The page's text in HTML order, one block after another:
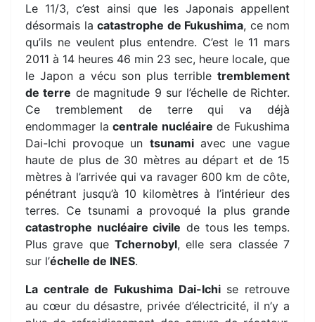
Le 11/3, c’est ainsi que les Japonais appellent
désormais la catastrophe de Fukushima, ce nom
qu’ils ne veulent plus entendre. C’est le 11 mars
2011 à 14 heures 46 min 23 sec, heure locale, que
le Japon a vécu son plus terrible tremblement
de terre de magnitude 9 sur l’échelle de Richter.
Ce tremblement de terre qui va déjà
endommager lacentrale nucléaire de Fukushima
Dai-Ichi provoque un tsunamiavec une vague
haute de plus de 30 mètres au départ et de 15
mètres à l’arrivée qui va ravager 600 km de côte,
pénétrant jusqu’à 10 kilomètres à l’intérieur des
terres. Ce tsunami a provoqué la plus grande
catastrophe nucléaire civile de tous les temps.
Plus grave que Tchernobyl, elle sera classée 7
sur l’échelle de INES.
La centrale de Fukushima Dai-Ichise retrouve
au cœur du désastre, privée d’électricité, il n’y a